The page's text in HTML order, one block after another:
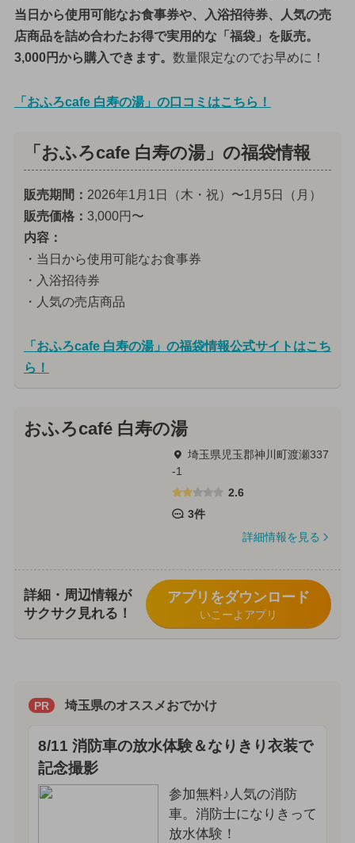
当日から使用可能なお食事券や、入浴招待券、人気の売
店商品を詰め合わたお得で実用的な「福袋」を販売。
3,000円から購入できます。 数量限定なのでお早めに！
「おふろcafe 白寿の湯」の口コミはこちら！
「おふろcafe 白寿の湯」の福袋情報
販売期間： 2026年1月1日（木・祝）〜1月5日（月）
販売価格： 3,000円〜
内容：
・当日から使用可能なお食事券
・入浴招待券
・人気の売店商品
「おふろcafe 白寿の湯」の福袋情報公式サイトはこち
ら！
おふろcafé 白寿の湯
埼玉県児玉郡神川町渡瀬337
-1
2.6
3件
詳細情報を見る
詳細・周辺情報が
サクサク見れる！
アプリをダウンロード
いこーよアプリ
PR 埼玉県のオススメおでかけ
8/11 消防車の放水体験＆なりきり衣装で
記念撮影
参加無料♪人気の消防
車。消防士になりきって
放水体験！